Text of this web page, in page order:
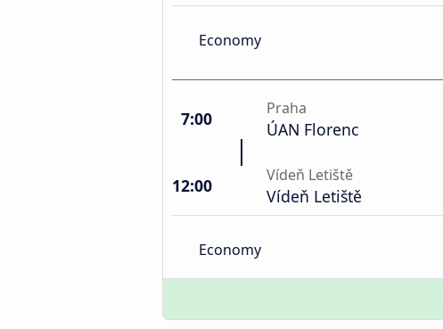
Economy
7:00 Praha
ÚAN Florenc
12:00 Vídeň Letiště
Vídeň Letiště
Economy